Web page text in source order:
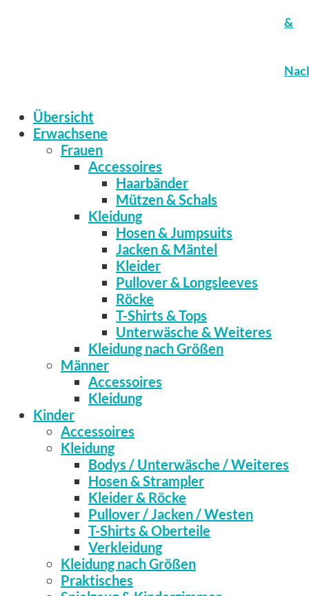
&
Übersicht
Erwachsene
Frauen
Accessoires
Haarbänder
Mützen & Schals
Kleidung
Hosen & Jumpsuits
Jacken & Mäntel
Kleider
Pullover & Longsleeves
Röcke
T-Shirts & Tops
Unterwäsche & Weiteres
Kleidung nach Größen
Männer
Accessoires
Kleidung
Kinder
Accessoires
Kleidung
Bodys / Unterwäsche / Weiteres
Hosen & Strampler
Kleider & Röcke
Pullover / Jacken / Westen
T-Shirts & Oberteile
Verkleidung
Kleidung nach Größen
Praktisches